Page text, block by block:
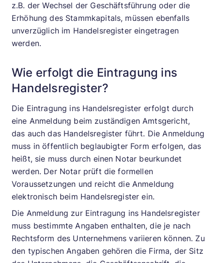
z.B. der Wechsel der Geschäftsführung oder die
Erhöhung des Stammkapitals, müssen ebenfalls
unverzüglich im Handelsregister eingetragen
werden.
Wie erfolgt die Eintragung ins
Handelsregister?
Die Eintragung ins Handelsregister erfolgt durch
eine Anmeldung beim zuständigen Amtsgericht,
das auch das Handelsregister führt. Die Anmeldung
muss in öffentlich beglaubigter Form erfolgen, das
heißt, sie muss durch einen Notar beurkundet
werden. Der Notar prüft die formellen
Voraussetzungen und reicht die Anmeldung
elektronisch beim Handelsregister ein.
Die Anmeldung zur Eintragung ins Handelsregister
muss bestimmte Angaben enthalten, die je nach
Rechtsform des Unternehmens variieren können. Zu
den typischen Angaben gehören die Firma, der Sitz